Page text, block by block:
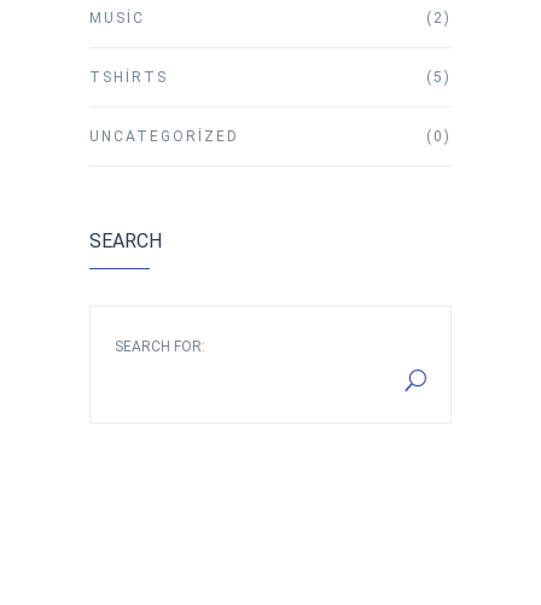
MUSIC (2)
TSHIRTS (5)
UNCATEGORIZED (0)
SEARCH
SEARCH FOR: